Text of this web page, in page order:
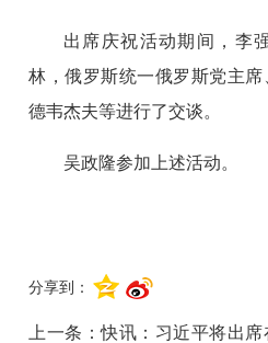
出席庆祝活动期间，李
林，俄罗斯统一俄罗斯党主
德韦杰夫等进行了交谈。
吴政隆参加上述活动。
分享到：
上一条：快讯：习近平将出